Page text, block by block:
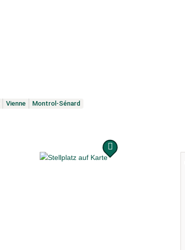
Vienne Montrol-Sénard